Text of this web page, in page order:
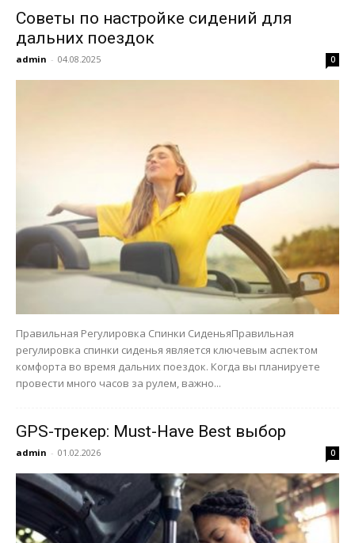
Советы по настройке сидений для
дальних поездок
admin - 04.08.2025 0
Правильная Регулировка Спинки СиденьяПравильная
регулировка спинки сиденья является ключевым аспектом
комфорта во время дальних поездок. Когда вы планируете
провести много часов за рулем, важно...
GPS-трекер: Must-Have Best выбор
admin - 01.02.2026 0